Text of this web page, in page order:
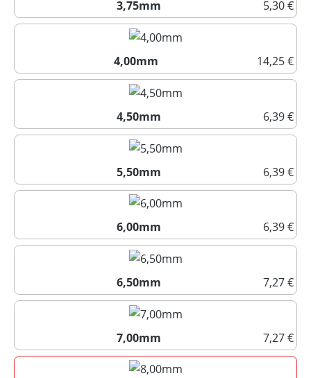
3,75mm
5,30 €
3,75mm
4,00mm
14,25 €
4,00mm
4,50mm
6,39 €
4,50mm
5,50mm
6,39 €
5,50mm
6,00mm
6,39 €
6,00mm
6,50mm
7,27 €
6,50mm
7,00mm
7,27 €
7,00mm